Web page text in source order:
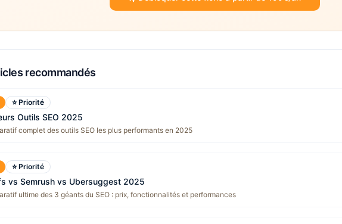
recommandés
⭐ Priorité
Outils SEO 2025
complet des outils SEO les plus performants en 2025
⭐ Priorité
vs Semrush vs Ubersuggest 2025
ultime des 3 géants du SEO : prix, fonctionnalités et performances